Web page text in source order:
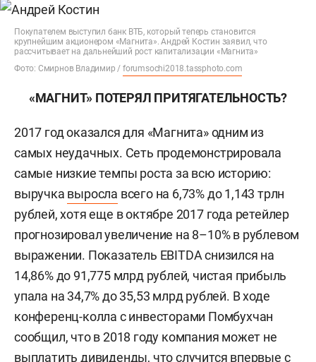
Покупателем выступил банк ВТБ, который теперь становится
крупнейшим акционером «Магнита». Андрей Костин заявил, что
рассчитывает на дальнейший рост капитализации «Магнита»
Фото: Смирнов Владимир /forumsochi2018.tassphoto.com
«МАГНИТ» ПОТЕРЯЛ ПРИТЯГАТЕЛЬНОСТЬ?
2017 год оказался для «Магнита» одним из
самых неудачных. Сеть продемонстрировала
самые низкие темпы роста за всю историю:
выручка выросла всего на 6,73% до 1,143 трлн
рублей, хотя еще в октябре 2017 года ретейлер
прогнозировал увеличение на 8–10% в рублевом
выражении. Показатель EBITDA снизился на
14,86% до 91,775 млрд рублей, чистая прибыль
упала на 34,7% до 35,53 млрд рублей. В ходе
конференц-колла с инвесторами Помбухчан
сообщил, что в 2018 году компания может не
выплатить дивиденды, что случится впервые с